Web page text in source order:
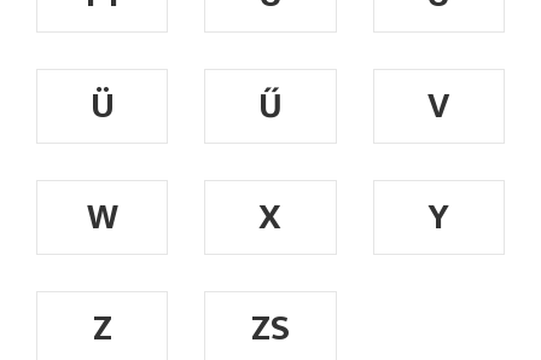
Ü
Ű
V
W
X
Y
Z
ZS